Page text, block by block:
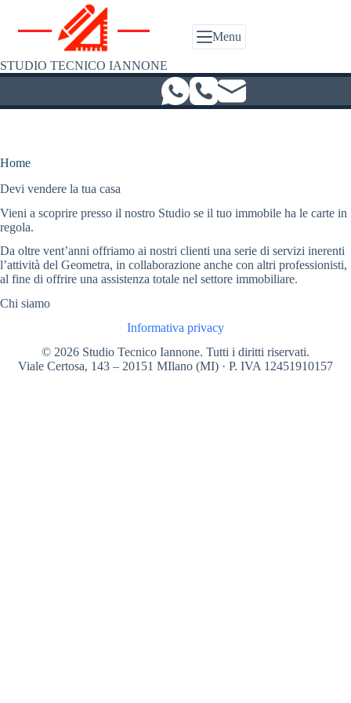
contenuto
STUDIO TECNICO IANNONE
Menu
Home
Devi vendere la tua casa
Vieni a scoprire presso il nostro Studio se il tuo immobile ha le carte in
regola.
Da oltre vent’anni offriamo ai nostri clienti una serie di servizi inerenti
l’attività del Geometra, in collaborazione anche con altri professionisti,
al fine di offrire una assistenza totale nel settore immobiliare.
Chi siamo
Informativa privacy
© 2026 Studio Tecnico Iannone. Tutti i diritti riservati.
Viale Certosa, 143 – 20151 MIlano (MI) · P. IVA 12451910157